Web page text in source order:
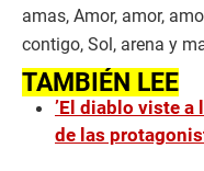
amas, Amor, amor,
contigo, Sol, arena y
TAMBIÉN LEE
’El diablo viste a
de las